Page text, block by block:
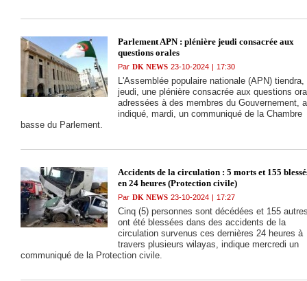
Parlement APN : plénière jeudi consacrée aux
questions orales
Par DK NEWS 23-10-2024 | 17:30
L'Assemblée populaire nationale (APN) tiendra,
jeudi, une plénière consacrée aux questions
adressées à des membres du Gouvernement, a
indiqué, mardi, un communiqué de la Chambre
basse du Parlement.
Accidents de la circulation : 5 morts et 155
en 24 heures (Protection civile)
Par DK NEWS 23-10-2024 | 17:27
Cinq (5) personnes sont décédées et 155
ont été blessées dans des accidents de la
circulation survenus ces dernières 24 heures à
travers plusieurs wilayas, indique mercredi un
communiqué de la Protection civile.